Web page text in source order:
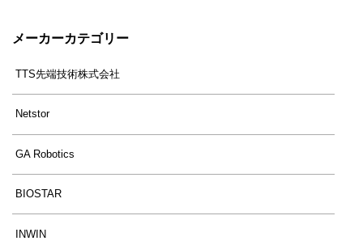
メーカーカテゴリー
TTS先端技術株式会社
Netstor
GA Robotics
BIOSTAR
INWIN